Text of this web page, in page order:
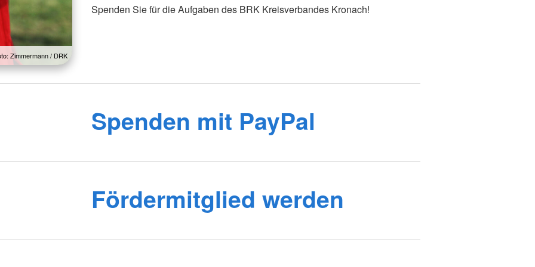
Zimmermann / DRK
Spenden Sie für die Aufgaben des BRK Kreisverbandes Kronach!
Spenden mit PayPal
Fördermitglied werden